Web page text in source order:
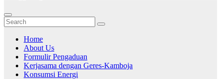
Home
About Us
Formulir Pengaduan
Kerjasama dengan Geres-Kamboja
Konsumsi Energi